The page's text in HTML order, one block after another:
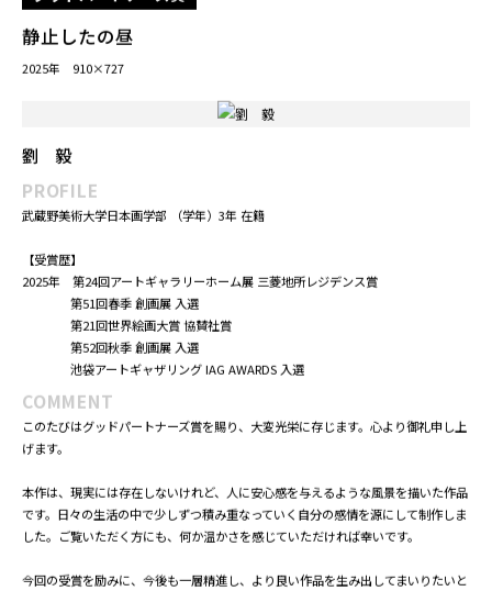
このたびは、受賞の機会をいただき、ありがとうございます。今回の受賞は、自身
の制作を続けていく上で、大きな励みとなりました。今年もこのような機会に恵ま
作を重ねていきたいと思います。
グッドパートナーズ賞
2025年 910×727
劉 毅
PROFILE
武蔵野美術大学日本画学部 （学年）3年 在籍
2025年 第24回アートギャラリーホーム展 三菱地所レジデンス賞
第51回春季 創画展 入選
第21回世界絵画大賞 協賛社賞
池袋アートギャザリング IAG AWARDS 入選